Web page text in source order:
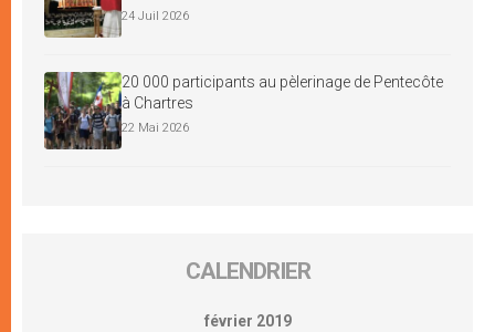
24 Juil 2026
20 000 participants au pèlerinage de Pentecôte
à Chartres
22 Mai 2026
CALENDRIER
février 2019